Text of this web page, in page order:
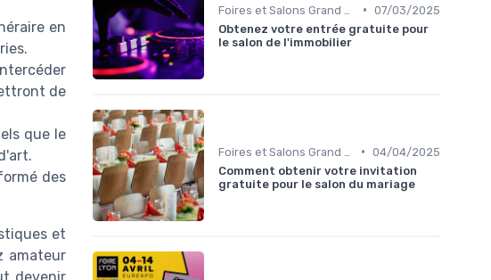
en
de
que le
des
et
amateur
• 07/03/2025
Obtenez votre entrée gratuite pour
le salon de l'immobilier
• 04/04/2025
Comment obtenir votre invitation
gratuite pour le salon du mariage